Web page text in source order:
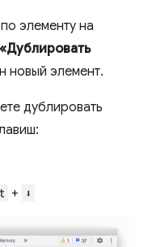
элементу на
«Дублировать
новый элемент.
дублировать
+ ⬇️